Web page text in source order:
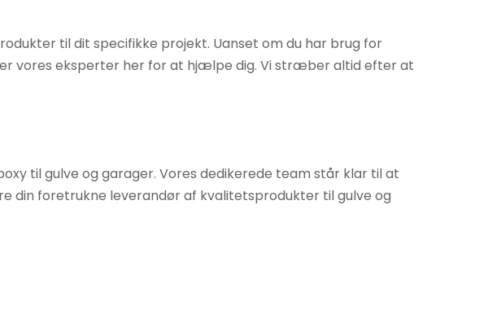
til dit specifikke projekt. Uanset om du har brug for
vores eksperter her for at hjælpe dig. Vi stræber altid efter at
til gulve og garager. Vores dedikerede team står klar til at
foretrukne leverandør af kvalitetsprodukter til gulve og